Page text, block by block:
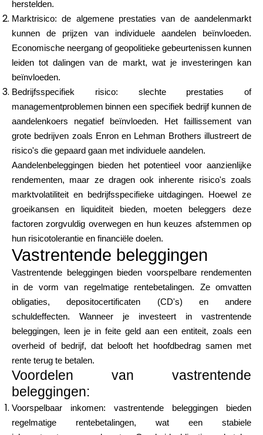
herstelden.
Marktrisico: de algemene prestaties van de aandelenmarkt
kunnen de prijzen van individuele aandelen beïnvloeden.
Economische neergang of geopolitieke gebeurtenissen kunnen
leiden tot dalingen van de markt, wat je investeringen kan
beïnvloeden.
Bedrijfsspecifiek risico: slechte prestaties of
managementproblemen binnen een specifiek bedrijf kunnen de
aandelenkoers negatief beïnvloeden. Het faillissement van
grote bedrijven zoals Enron en Lehman Brothers illustreert de
risico's die gepaard gaan met individuele aandelen.
Aandelenbeleggingen bieden het potentieel voor aanzienlijke
rendementen, maar ze dragen ook inherente risico's zoals
marktvolatiliteit en bedrijfsspecifieke uitdagingen. Hoewel ze
groeikansen en liquiditeit bieden, moeten beleggers deze
factoren zorgvuldig overwegen en hun keuzes afstemmen op
hun risicotolerantie en financiële doelen.
Vastrentende beleggingen
Vastrentende beleggingen bieden voorspelbare rendementen
in de vorm van regelmatige rentebetalingen. Ze omvatten
obligaties, depositocertificaten (CD's) en andere
schuldeffecten. Wanneer je investeert in vastrentende
beleggingen, leen je in feite geld aan een entiteit, zoals een
overheid of bedrijf, dat belooft het hoofdbedrag samen met
rente terug te betalen.
Voordelen van vastrentende
beleggingen:
Voorspelbaar inkomen: vastrentende beleggingen bieden
regelmatige rentebetalingen, wat een stabiele